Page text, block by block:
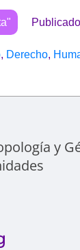
, Derecho,
y